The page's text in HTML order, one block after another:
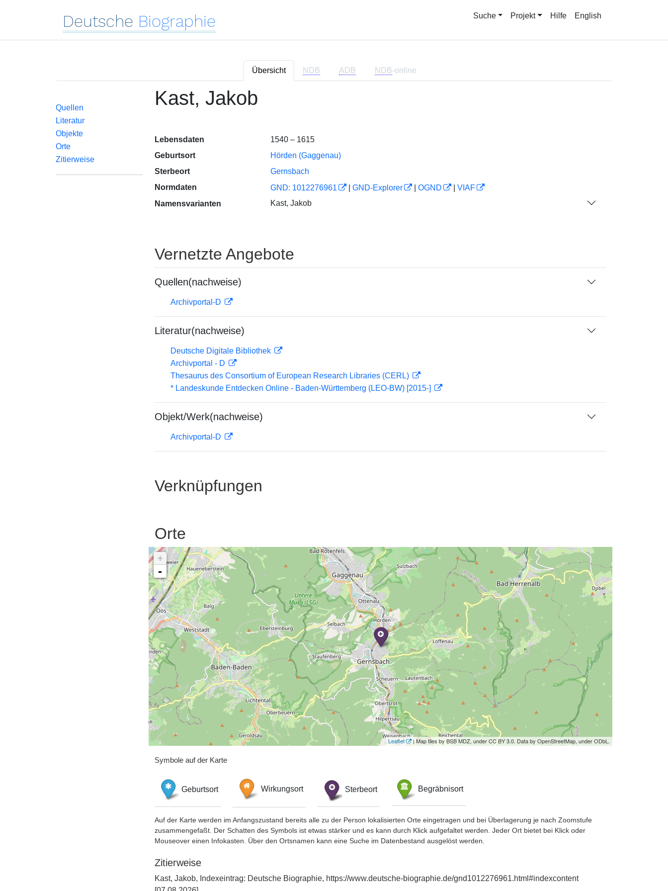
Deutsche Biographie Suche Projekt Hilfe English
Übersicht NDB ADB NDB-online
Quellen
Literatur
Objekte
Orte
Zitierweise
Kast, Jakob
Lebensdaten
1540 – 1615
Geburtsort
Hörden (Gaggenau)
Sterbeort
Gernsbach
Normdaten
GND: 1012276961 GND-Explorer OGND
VIAF
Namensvarianten
Kast, Jakob
Vernetzte Angebote
Quellen(nachweise)
Archivportal-D
Literatur(nachweise)
Deutsche Digitale Bibliothek
Archivportal - D
Thesaurus des Consortium of European Research Libraries (CERL)
* Landeskunde Entdecken Online - Baden-Württemberg (LEO-BW) [2015-]
Objekt/Werk(nachweise)
Archivportal-D
Verknüpfungen
Orte
+
-
Leaflet | Map tiles by BSB MDZ, under CC BY 3.0. Data by OpenStreetMap, under ODbL.
Symbole auf der Karte
Geburtsort Wirkungsort Sterbeort Begräbnisort
Auf der Karte werden im Anfangszustand bereits alle zu der Person lokalisierten Orte eingetragen und bei Überlagerung je nach Zoomstufe
zusammengefaßt. Der Schatten des Symbols ist etwas stärker und es kann durch Klick aufgefaltet werden. Jeder Ort bietet bei Klick oder
Mouseover einen Infokasten. Über den Ortsnamen kann eine Suche im Datenbestand ausgelöst werden.
Zitierweise
Kast, Jakob, Indexeintrag: Deutsche Biographie, https://www.deutsche-biographie.de/gnd1012276961.html#indexcontent